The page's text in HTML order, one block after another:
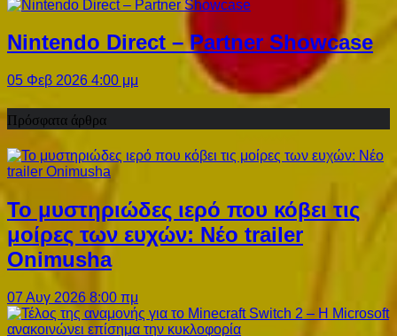
Nintendo Direct – Partner Showcase
05 Φεβ 2026 4:00 μμ
Πρόσφατα άρθρα
Το μυστηριώδες ιερό που κόβει τις
μοίρες των ευχών: Νέο trailer
Onimusha
07 Αυγ 2026 8:00 πμ